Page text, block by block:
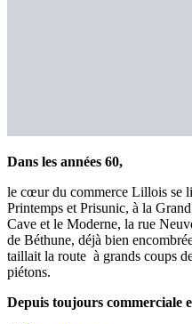
Dans les années 60,
le cœur du commerce Lillois se
Printemps et Prisunic, à la
Cave et le Moderne, la rue
de Béthune, déjà bien
taillait la route à grands coups
piétons.
Depuis toujours commerciale